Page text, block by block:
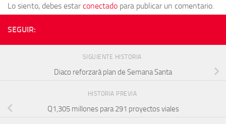
Lo siento, debes estarconectado para publicar un comentario.
SEGUIR:
SIGUIENTE HISTORIA
Diaco reforzará plan de Semana Santa
HISTORIA PREVIA
Q1,305 millones para 291 proyectos viales